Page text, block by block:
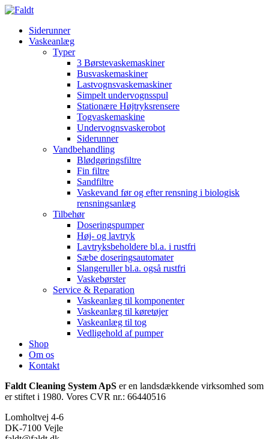
Siderunner
Vaskeanlæg
Typer
3 Børstevaskemaskiner
Busvaskemaskiner
Lastvognsvaskemaskiner
Simpelt undervognsspul
Stationære Højtryksrensere
Togvaskemaskine
Undervognsvaskerobot
Siderunner
Vandbehandling
Blødgøringsfiltre
Fin filtre
Sandfiltre
Vaskevand før og efter rensning i biologisk
rensningsanlæg
Tilbehør
Doseringspumper
Høj- og lavtryk
Lavtryksbeholdere bl.a. i rustfri
Sæbe doseringsautomater
Slangeruller bl.a. også rustfri
Vaskebørster
Service & Reparation
Vaskeanlæg til komponenter
Vaskeanlæg til køretøjer
Vaskeanlæg til tog
Vedligehold af pumper
Shop
Om os
Kontakt
Faldt Cleaning System ApS er en landsdækkende virksomhed som
er stiftet i 1980. Vores CVR nr.: 66440516
Lomholtvej 4-6
DK-7100 Vejle